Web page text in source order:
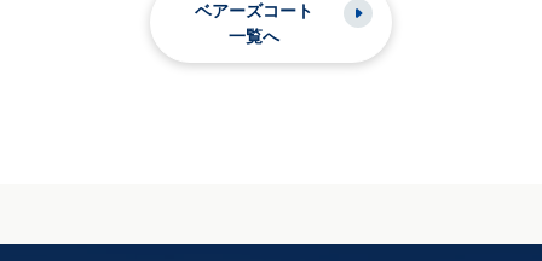
ベアーズコート
一覧へ